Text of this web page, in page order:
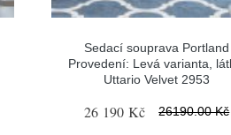
Sedací souprava Portland
Provedení: Levá varianta,
Uttario Velvet 2953
26 190 Kč 26190.00 Kč